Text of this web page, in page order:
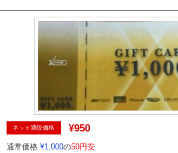
ネット通販価格 ¥950
通常価格 ¥1,000の50円安